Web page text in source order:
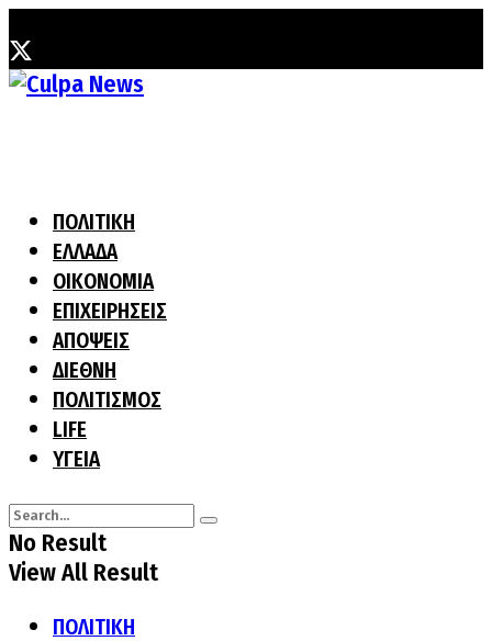
ΠΟΛΙΤΙΚΗ
ΕΛΛΑΔΑ
ΟΙΚΟΝΟΜΙΑ
ΕΠΙΧΕΙΡΗΣΕΙΣ
ΑΠΟΨΕΙΣ
ΔΙΕΘΝΗ
ΠΟΛΙΤΙΣΜΟΣ
LIFE
ΥΓΕΙΑ
No Result
View All Result
ΠΟΛΙΤΙΚΗ